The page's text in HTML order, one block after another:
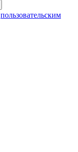
пользовательским